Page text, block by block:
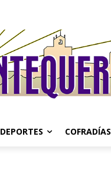
DEPORTES COFRADÍAS